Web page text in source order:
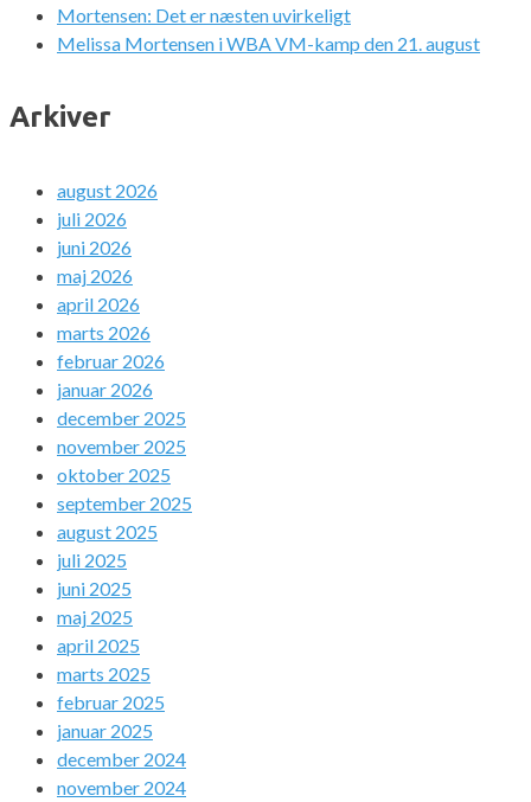
Mortensen: Det er næsten uvirkeligt
Melissa Mortensen i WBA VM-kamp den 21. august
Arkiver
august 2026
juli 2026
juni 2026
maj 2026
april 2026
marts 2026
februar 2026
januar 2026
december 2025
november 2025
oktober 2025
september 2025
august 2025
juli 2025
juni 2025
maj 2025
april 2025
marts 2025
februar 2025
januar 2025
december 2024
november 2024